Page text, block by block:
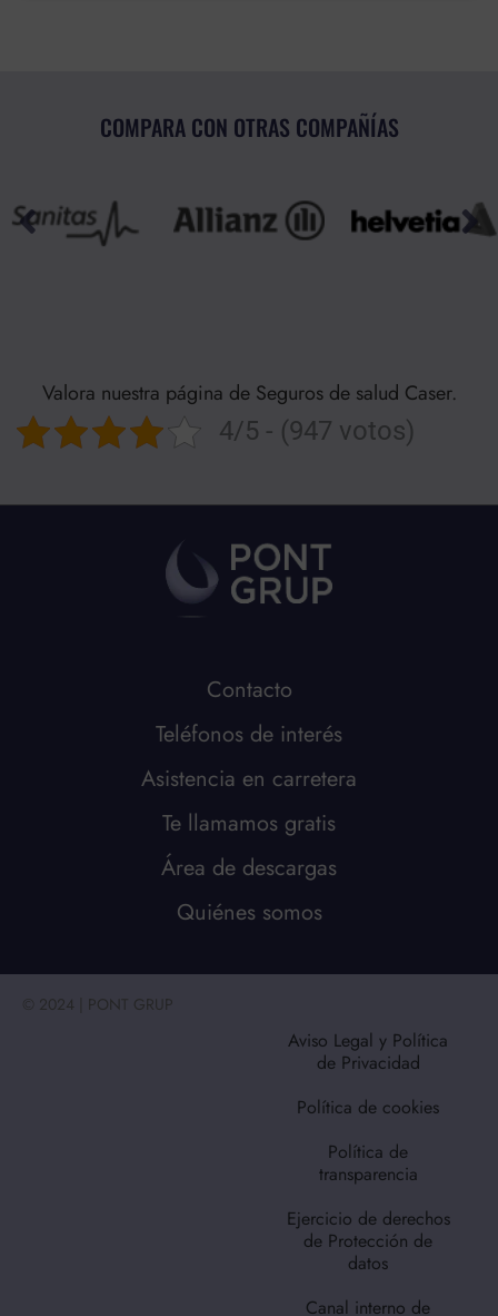
COMPARA CON OTRAS COMPAÑÍAS
Valora nuestra página de Seguros de salud Caser.
4/5 - (947 votos)
Contacto
Teléfonos de interés
Asistencia en carretera
Te llamamos gratis
Área de descargas
Quiénes somos
© 2024 | PONT GRUP
Aviso Legal y Política
de Privacidad
Política de cookies
Política de
transparencia
Ejercicio de derechos
de Protección de
datos
Canal interno de